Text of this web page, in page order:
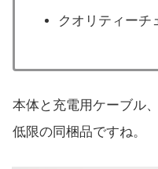
クオリティーチ
本体と充電用ケーブル
低限の同梱品ですね。